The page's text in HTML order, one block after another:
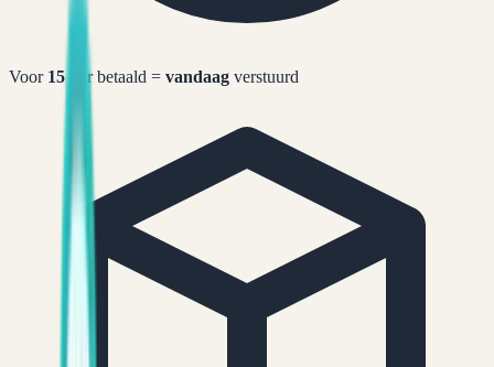
Voor 15 uur betaald = vandaag verstuurd